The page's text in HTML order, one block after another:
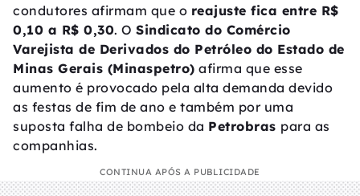
condutores afirmam que o reajuste fica entre R$
0,10 a R$ 0,30. O Sindicato do Comércio
Varejista de Derivados do Petróleo do Estado de
Minas Gerais (Minaspetro) afirma que esse
aumento é provocado pela alta demanda devido
as festas de fim de ano e também por uma
suposta falha de bombeio da Petrobras para as
companhias.
CONTINUA APÓS A PUBLICIDADE